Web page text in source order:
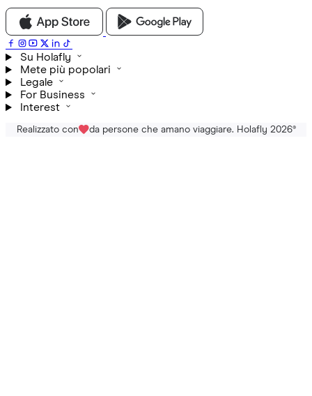
Su Holafly
Mete più popolari
Legale
For Business
Interest
Realizzato con da persone che amano viaggiare. Holafly 2026®